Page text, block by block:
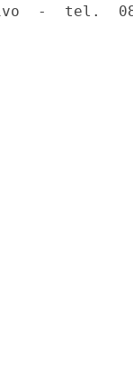
-  tel.